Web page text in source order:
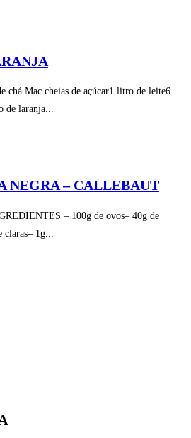
chá Mac cheias de açúcar1 litro de leite6
de laranja...
NEGRA – CALLEBAUT
– 100g de ovos– 40g de
1g...